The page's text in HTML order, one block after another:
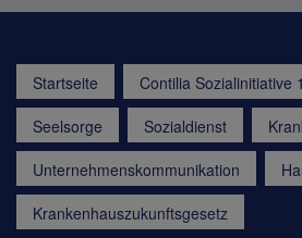
Startseite
Contilia Sozialinitiative
Seelsorge
Sozialdienst
Unternehmenskommunikation
Krankenhauszukunftsgesetz